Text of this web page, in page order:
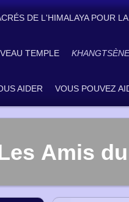
DE L'HIMALAYA POUR
TEMPLE
AIDER VOUS POUVEZ
Amis